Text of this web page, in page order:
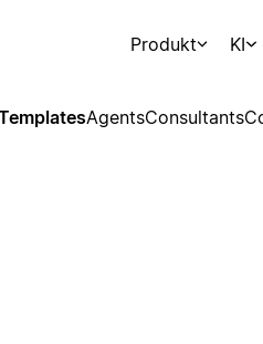
Produkt KI
AgentsConsultants